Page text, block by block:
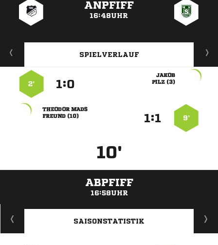
ANPFIFF
16:48UHR
SPIELVERLAUF

 
:
2’
9’
:
 
 
10'
ABPFIFF
16:58UHR
ANZEIGE
SAISONSTATISTIK